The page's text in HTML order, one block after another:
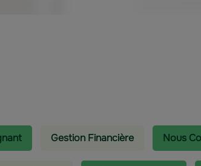
Gestion Financière Nous